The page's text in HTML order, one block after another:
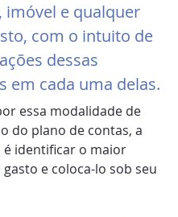
imóvel e qualquer
com o intuito de
dessas
em cada uma delas.
do plano de contas, a
é identificar o maior
e coloca-lo sob seu